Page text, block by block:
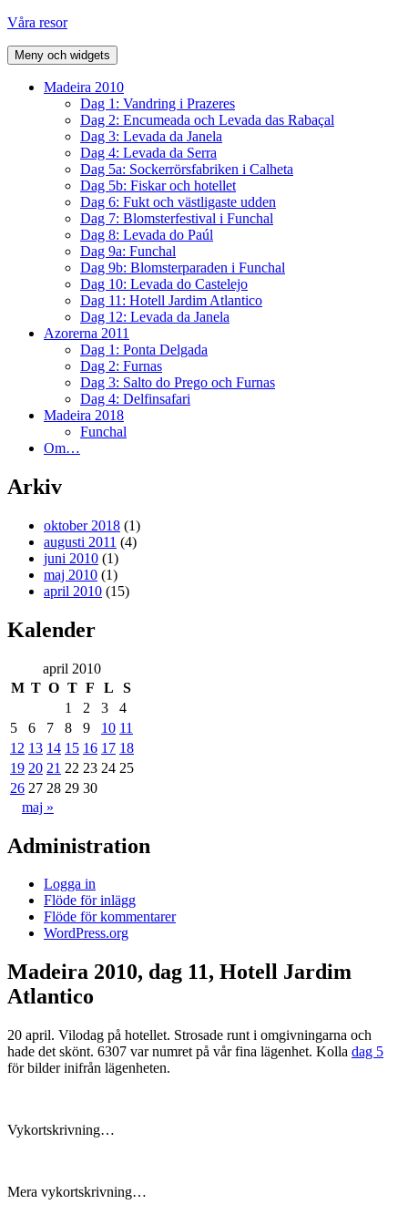
Hoppa
innehåll
Våra resor
Meny och widgets
Madeira 2010
Dag 1: Vandring i Prazeres
Dag 2: Encumeada och Levada das Rabaçal
Dag 3: Levada da Janela
Dag 4: Levada da Serra
Dag 5a: Sockerrörsfabriken i Calheta
Dag 5b: Fiskar och hotellet
Dag 6: Fukt och västligaste udden
Dag 7: Blomsterfestival i Funchal
Dag 8: Levada do Paúl
Dag 9a: Funchal
Dag 9b: Blomsterparaden i Funchal
Dag 10: Levada do Castelejo
Dag 11: Hotell Jardim Atlantico
Dag 12: Levada da Janela
Azorerna 2011
Dag 1: Ponta Delgada
Dag 2: Furnas
Dag 3: Salto do Prego och Furnas
Dag 4: Delfinsafari
Madeira 2018
Funchal
Om…
Arkiv
oktober 2018 (1)
augusti 2011 (4)
juni 2010 (1)
maj 2010 (1)
april 2010 (15)
Kalender
april 2010
M T O T F L
S
1
2 3
4
5
6 7 8 9 10 11
12 13 14 15 16 17 18
19 20 21 22 23 24 25
26 27 28 29 30
maj »
Administration
Logga in
Flöde för inlägg
Flöde för kommentarer
WordPress.org
Madeira 2010, dag 11, Hotell Jardim
Atlantico
20 april. Vilodag på hotellet. Strosade runt i omgivningarna och
hade det skönt. 6307 var numret på vår fina lägenhet. Kolla dag 5
för bilder inifrån lägenheten.
Vykortskrivning…
Mera vykortskrivning…